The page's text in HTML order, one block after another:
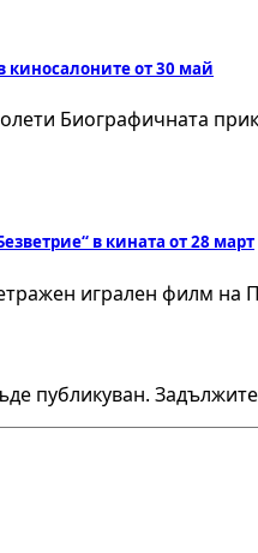
киносалоните от 30 май
Биографичната
в кината от 28 март
игрален филм на
публикуван.